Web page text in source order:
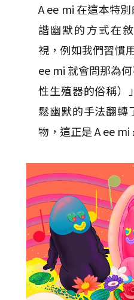
A ee mi 在這本特
諧幽默的方式在
視，例如我們習慣
ee mi 就會問那為
性生殖器的俗稱）
鬆幽默的手法翻轉
物，這正是 A ee mi